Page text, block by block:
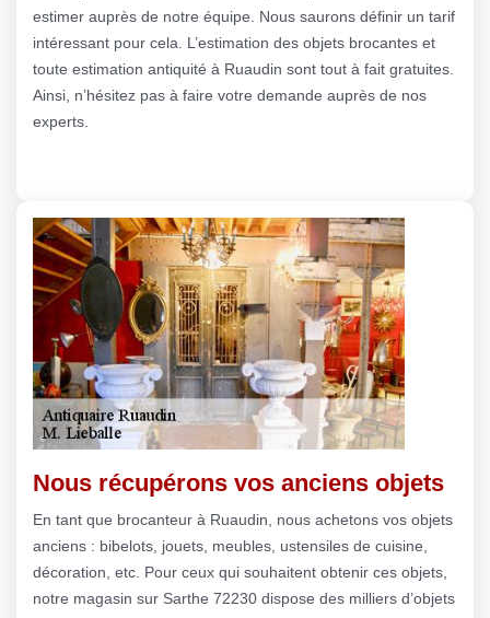
estimer auprès de notre équipe. Nous saurons définir un tarif
intéressant pour cela. L’estimation des objets brocantes et
toute estimation antiquité à Ruaudin sont tout à fait gratuites.
Ainsi, n’hésitez pas à faire votre demande auprès de nos
experts.
Nous récupérons vos anciens objets
En tant que brocanteur à Ruaudin, nous achetons vos objets
anciens : bibelots, jouets, meubles, ustensiles de cuisine,
décoration, etc. Pour ceux qui souhaitent obtenir ces objets,
notre magasin sur Sarthe 72230 dispose des milliers d’objets